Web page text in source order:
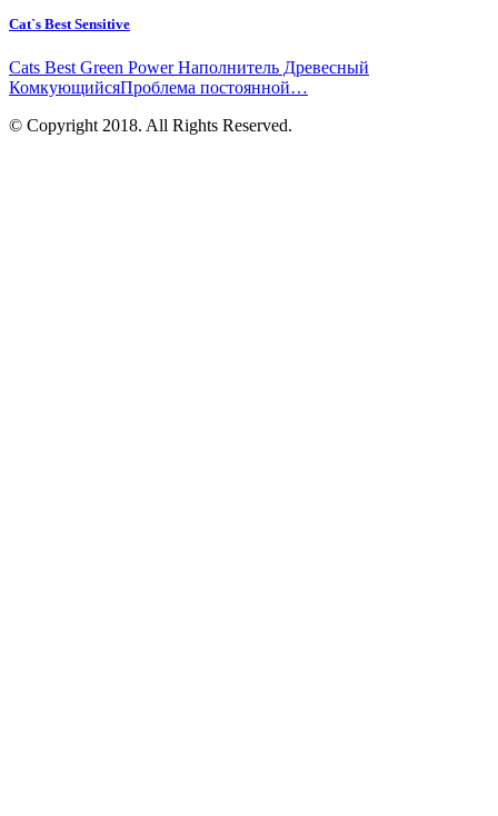
Cat`s Best Sensitive
Cats Best Green Power Наполнитель Древесный
КомкующийсяПроблема постоянной…
© Copyright 2018. All Rights Reserved.